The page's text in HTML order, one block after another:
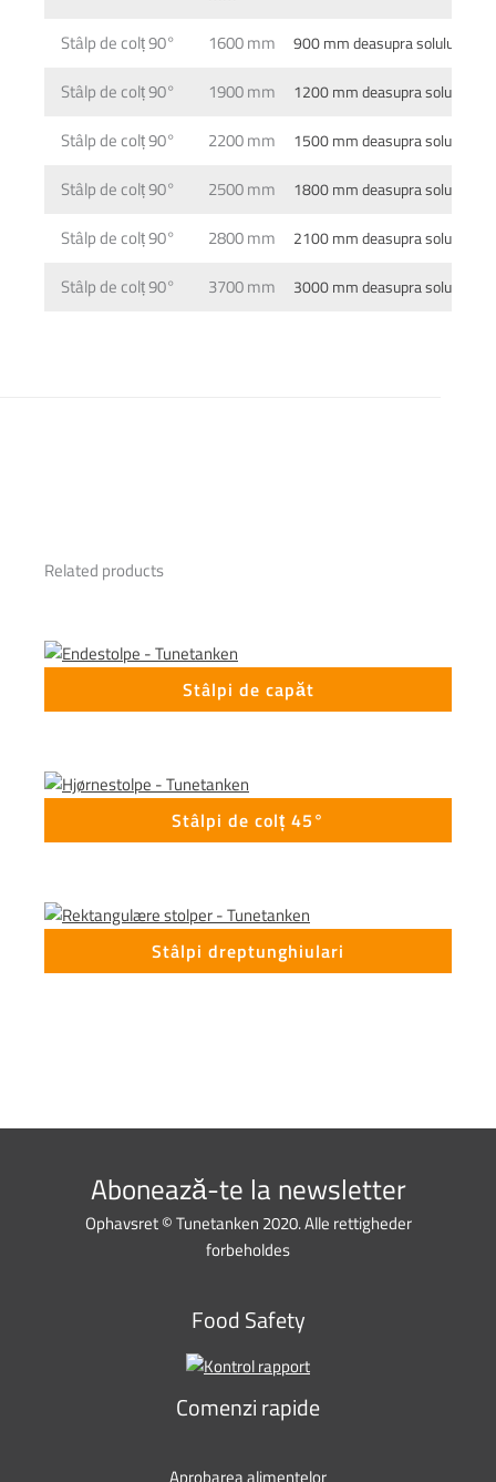
Stâlp de colț 90° 1600 mm 900 mm deasupra solului
Stâlp de colț 90° 1900 mm 1200 mm deasupra solului
Stâlp de colț 90° 2200 mm 1500 mm deasupra solului
Stâlp de colț 90° 2500 mm 1800 mm deasupra solului
Stâlp de colț 90° 2800 mm 2100 mm deasupra solului
Stâlp de colț 90° 3700 mm 3000 mm deasupra solului
Related products
Stâlpi de capăt
Stâlpi de colț 45°
Stâlpi dreptunghiulari
Abonează-te la newsletter
Ophavsret © Tunetanken 2020. Alle rettigheder
forbeholdes
Food Safety
Comenzi rapide
Aprobarea alimentelor